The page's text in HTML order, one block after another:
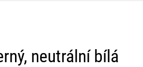
neutrální bílá